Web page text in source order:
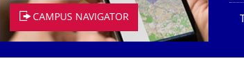
CAMPUS NAVIGATOR